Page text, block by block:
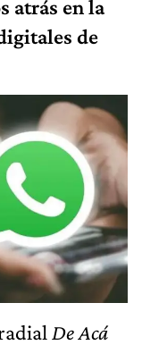
atrás en la
de
De Acá